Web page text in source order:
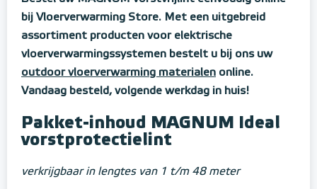
bij Vloerverwarming Store. Met een uitgebreid
assortiment producten voor elektrische
vloerverwarmingssystemen bestelt u bij ons uw
outdoor vloerverwarming materialen online.
Vandaag besteld, volgende werkdag in huis!
Pakket-inhoud MAGNUM Ideal
vorstprotectielint
verkrijgbaar in lengtes van 1 t/m 48 meter